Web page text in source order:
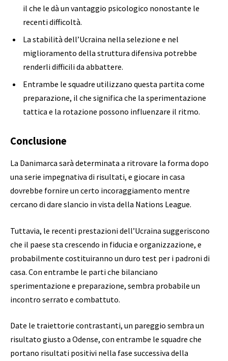
il che le dà un vantaggio psicologico nonostante le
recenti difficoltà.
La stabilità dell’Ucraina nella selezione e nel
miglioramento della struttura difensiva potrebbe
renderli difficili da abbattere.
Entrambe le squadre utilizzano questa partita come
preparazione, il che significa che la sperimentazione
tattica e la rotazione possono influenzare il ritmo.
Conclusione
La Danimarca sarà determinata a ritrovare la forma dopo
una serie impegnativa di risultati, e giocare in casa
dovrebbe fornire un certo incoraggiamento mentre
cercano di dare slancio in vista della Nations League.
Tuttavia, le recenti prestazioni dell’Ucraina suggeriscono
che il paese sta crescendo in fiducia e organizzazione, e
probabilmente costituiranno un duro test per i padroni di
casa. Con entrambe le parti che bilanciano
sperimentazione e preparazione, sembra probabile un
incontro serrato e combattuto.
Date le traiettorie contrastanti, un pareggio sembra un
risultato giusto a Odense, con entrambe le squadre che
portano risultati positivi nella fase successiva della